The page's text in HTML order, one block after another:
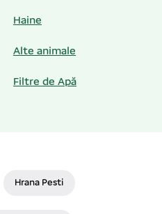
Haine
Alte animale
Filtre de Apă
Hrana Pesti